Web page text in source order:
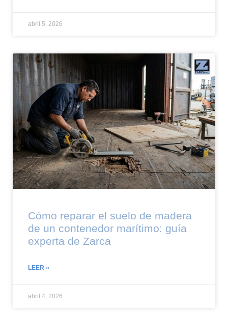
abril 5, 2026
Cómo reparar el suelo de madera
de un contenedor marítimo: guía
experta de Zarca
LEER »
abril 4, 2026